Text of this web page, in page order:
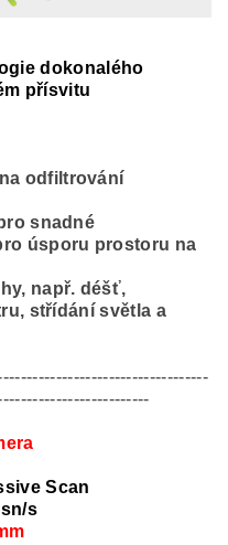
dokonalého
přísvitu
odfiltrování
snadné
úsporu prostoru na
např. déšť,
střídání světla a
Scan
s